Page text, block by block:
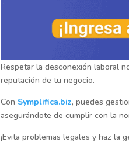
Respetar la desconexión laboral
reputación de tu negocio.
Con Symplifica.biz, puedes
asegurándote de cumplir con la
¡Evita problemas legales y haz la